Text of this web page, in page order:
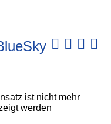
ist nicht mehr
werden